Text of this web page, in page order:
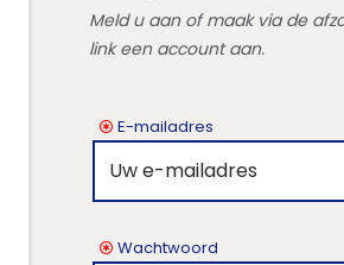
Meld u aan of maak via de
link een account aan.
E-mailadres
Wachtwoord